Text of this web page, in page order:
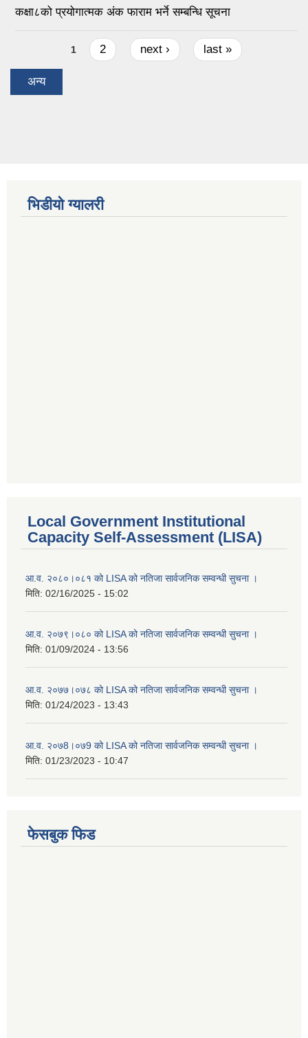
कक्षा८को प्रयोगात्मक अंक फाराम भर्ने सम्बन्धि सूचना
1 2 next › last »
अन्य
भिडीयो ग्यालरी
Local Government Institutional
Capacity Self-Assessment (LISA)
आ.व. २०८०।०८१ को LISA को नतिजा सार्वजनिक सम्वन्धी सुचना ।
मिति: 02/16/2025 - 15:02
आ.व. २०७९।०८० को LISA को नतिजा सार्वजनिक सम्वन्धी सुचना ।
मिति: 01/09/2024 - 13:56
आ.व. २०७७।०७८ को LISA को नतिजा सार्वजनिक सम्वन्धी सुचना ।
मिति: 01/24/2023 - 13:43
आ.व. २०७8।०७9 को LISA को नतिजा सार्वजनिक सम्वन्धी सुचना ।
मिति: 01/23/2023 - 10:47
फेसबुक फिड